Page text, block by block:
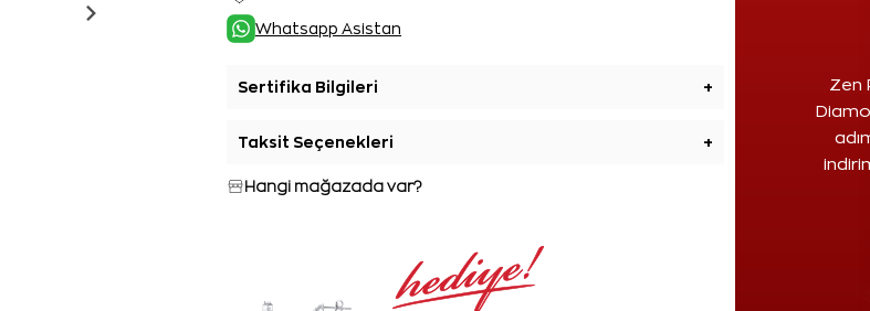
Zen
Whatsapp Asistan
Sertifika Bilgileri +
Taksit Seçenekleri +
Hangi mağazada var?